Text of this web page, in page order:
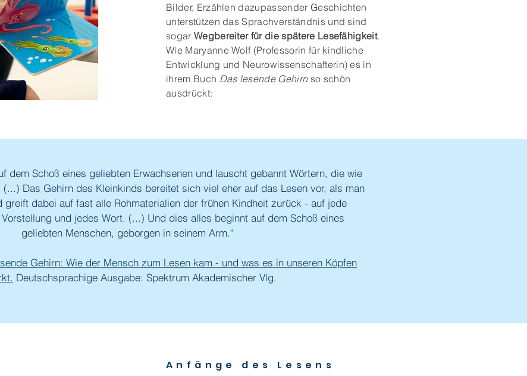
Bilder, Erzählen dazupassender Geschichten
unterstützen das Sprachverständnis und sind
sogar Wegbereiter für die spätere Lesefähigkeit.
Wie Maryanne Wolf (Professorin für kindliche
Entwicklung und Neurowissenschafterin) es in
ihrem Buch Das lesende Gehirnso schön
ausdrückt:
dem Schoß eines geliebten Erwachsenen und lauscht gebannt Wörtern, die wie
Das Gehirn des Kleinkinds bereitet sich viel eher auf das Lesen vor, als man
greift dabei auf fast alle Rohmaterialien der frühen Kindheit zurück - auf jede
und jedes Wort. (...) Und dies alles beginnt auf dem Schoß eines
geliebten Menschen, geborgen in seinem Arm."
Gehirn: Wie der Mensch zum Lesen kam - und was es in unseren Köpfen
Deutschsprachige Ausgabe: Spektrum Akademischer Vlg.
Anfänge des Lesens